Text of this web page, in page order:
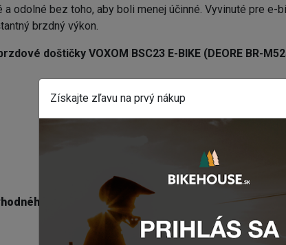
odolné bez toho, aby boli menej účinné. Vyvinuté pre
brzdný výkon.
doštičky VOXOM BSC23 E-BIKE (DEORE BR-
komponentu? Z anechajte nám email , správu
Získajte zľavu na prvý nákup